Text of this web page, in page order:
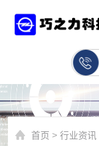
首页 >行业资讯